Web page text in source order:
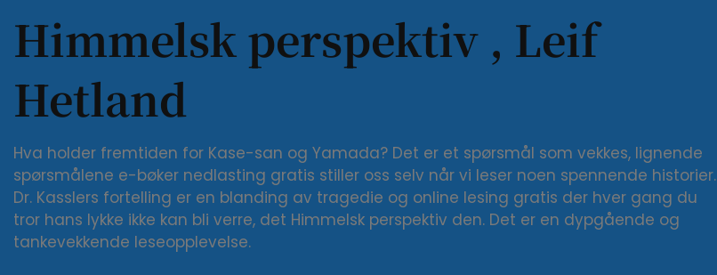
Himmelsk perspektiv , Leif
Hetland
Hva holder fremtiden for Kase-san og Yamada? Det er et spørsmål som vekkes, lignende
spørsmålene e-bøker nedlasting gratis stiller oss selv når vi leser noen spennende historier.
Dr. Kasslers fortelling er en blanding av tragedie og online lesing gratis der hver gang du
tror hans lykke ikke kan bli verre, det Himmelsk perspektiv den. Det er en dypgående og
tankevekkende leseopplevelse.